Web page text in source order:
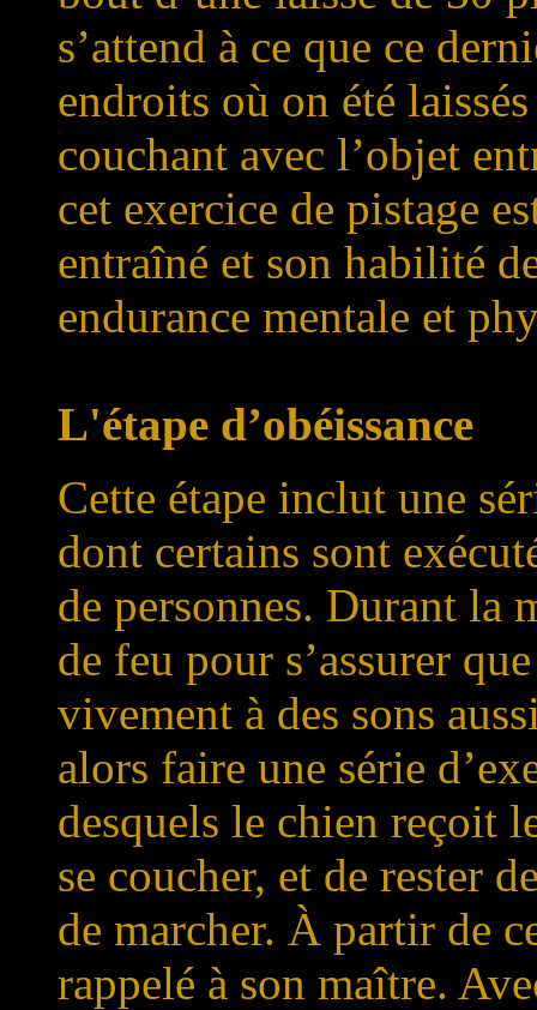
s’attend à ce que ce
endroits où on été
couchant avec l’objet
cet exercice de pistage
entraîné et son habilité
endurance mentale et
L'étape d’obéissance
Cette étape inclut une
dont certains sont
de personnes. Durant la
de feu pour s’assurer
vivement à des sons
alors faire une série
desquels le chien reçoit
se coucher, et de rester
de marcher. À partir de
rappelé à son maître.